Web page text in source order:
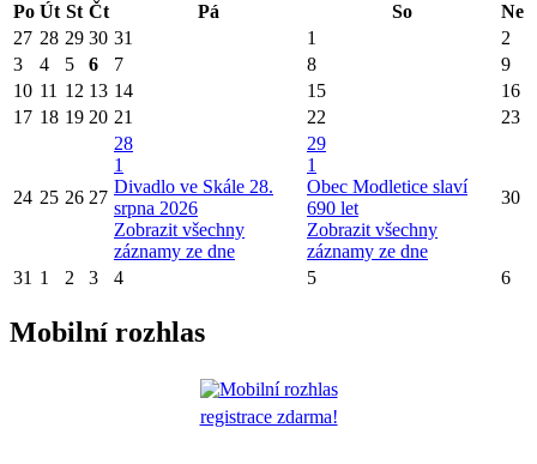
Po Út St Čt Pá So
Ne
27 28 29 30 31 1
2
3
4 5 6 7 8
9
10 11 12 13 14 15
16
17 18 19 20 21 22 23
24 25 26 27
28
1
Divadlo ve Skále 28.
srpna 2026
Zobrazit všechny
záznamy ze dne
29
1
Obec Modletice slaví
690 let
Zobrazit všechny
záznamy ze dne
30
31 1 2 3 4 5 6
Mobilní rozhlas
registrace zdarma!